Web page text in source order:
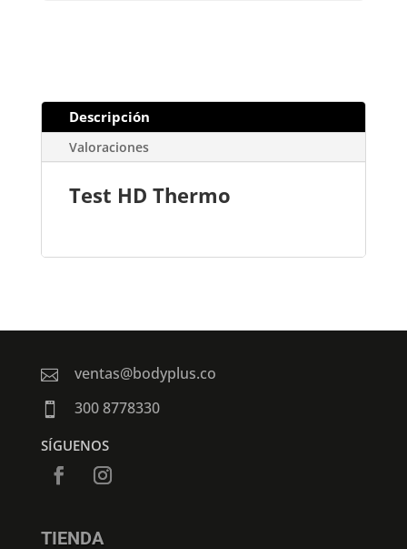
Descripción
Valoraciones
Test HD Thermo
 ventas@bodyplus.co
 300 8778330
SÍGUENOS
TIENDA